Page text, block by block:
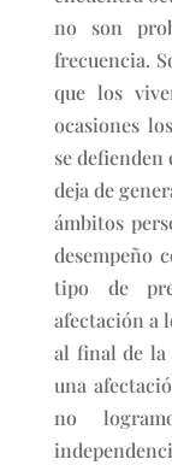
no son
frecuencia.
que los
ocasiones
se defienden
deja de
ámbitos
desempeño
tipo de
afectación a
al final de la
una
no